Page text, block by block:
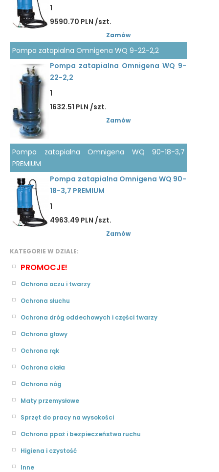
KATEGORIE W DZIALE:
PROMOCJE!
Ochrona oczu i twarzy
Ochrona słuchu
Ochrona dróg oddechowych i części twarzy
Ochrona głowy
Ochrona rąk
Ochrona ciała
Ochrona nóg
Maty przemysłowe
Sprzęt do pracy na wysokości
Ochrona ppoż i bezpieczeństwo ruchu
Higiena i czystość
Inne
1
9590.70 PLN /szt.
Zamów
Pompa zatapialna Omnigena WQ 9-22-2,2
Pompa zatapialna Omnigena WQ 9-
22-2,2
1
1632.51 PLN /szt.
Zamów
Pompa zatapialna Omnigena WQ 90-18-3,7
PREMIUM
Pompa zatapialna Omnigena WQ 90-
18-3,7 PREMIUM
1
4963.49 PLN /szt.
Zamów